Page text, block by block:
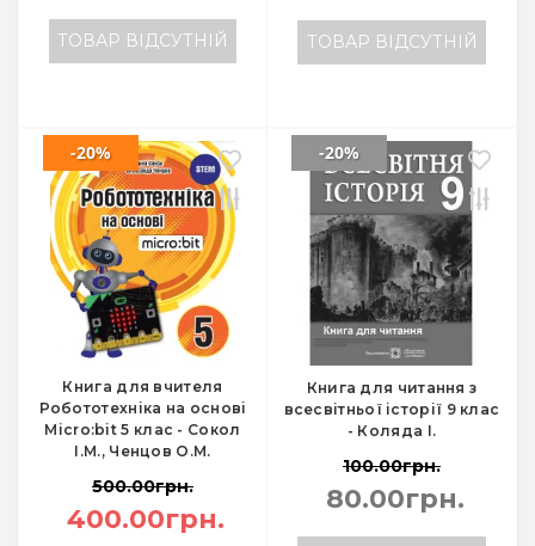
ТОВАР ВІДСУТНІЙ ТОВАР ВІДСУТНІЙ
Книга для вчителя
Робототехніка на основі
Micro:bit 5 клас - Сокол
І.М., Ченцов О.М.
-20%
500.00грн.
400.00грн.
Книга для читання з
всесвітньої історії 9 клас
- Коляда І.
-20%
100.00грн.
80.00грн.